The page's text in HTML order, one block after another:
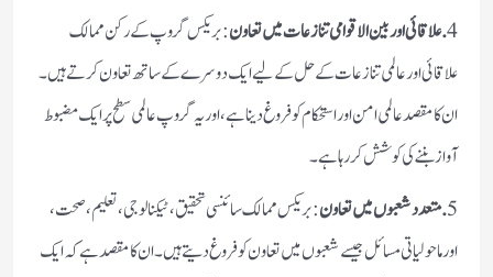
4. علاقائی اور بین الاقوامی تنازعات میں تعاون: بریکس گروپ کے رکن ممالک
علاقائی اور عالمی تنازعات کے حل کے لیے ایک دوسرے کے ساتھ تعاون کرتے ہیں۔
ان کا مقصد عالمی امن اور استحکام کو فروغ دینا ہے، اور یہ گروپ عالمی سطح پر ایک مضبوط
آواز بننے کی کوشش کر رہا ہے۔
5. متعدد شعبوں میں تعاون: بریکس ممالک سائنسی تحقیق، ٹیکنالوجی، تعلیم، صحت،
اور ماحولیاتی مسائل جیسے شعبوں میں تعاون کو فروغ دیتے ہیں۔ ان کا مقصد ہے کہ ایک